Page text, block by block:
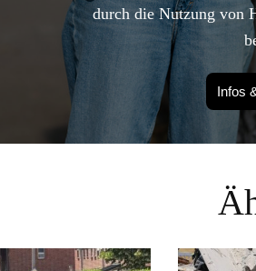
durch die Nutzung von
Infos